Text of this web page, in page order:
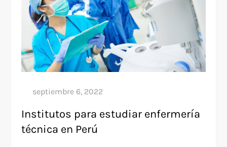
Institutos para estudiar enfermería
técnica en Perú